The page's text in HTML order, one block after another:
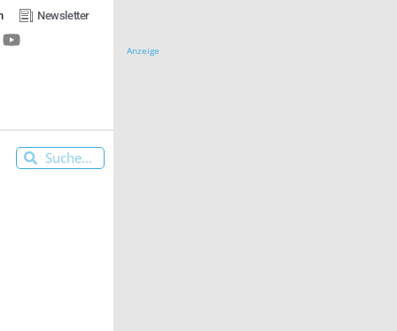
Newsletter
Anzeige